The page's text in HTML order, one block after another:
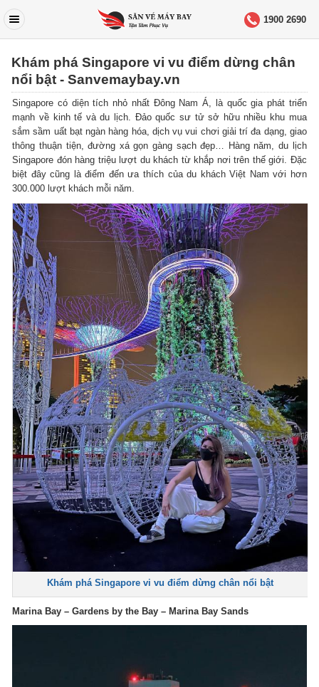
1900 2690
Khám phá Singapore vi vu điểm dừng chân
nổi bật - Sanvemaybay.vn
Singapore có diện tích nhỏ nhất Đông Nam Á, là quốc gia phát triển
mạnh về kinh tế và du lịch. Đảo quốc sư tử sở hữu nhiều khu mua
sắm sầm uất bạt ngàn hàng hóa, dịch vụ vui chơi giải trí đa dạng, giao
thông thuận tiện, đường xá gọn gàng sạch đẹp… Hàng năm, du lịch
Singapore đón hàng triệu lượt du khách từ khắp nơi trên thế giới. Đặc
biệt đây cũng là điểm đến ưa thích của du khách Việt Nam với hơn
300.000 lượt khách mỗi năm.
Khám phá Singapore vi vu điểm dừng chân nổi bật
Marina Bay – Gardens by the Bay – Marina Bay Sands